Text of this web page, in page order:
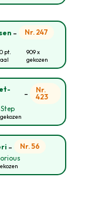
-
Nr. 247
pt.
909 x
gekozen
-
Nr.
423
-
Nr. 56